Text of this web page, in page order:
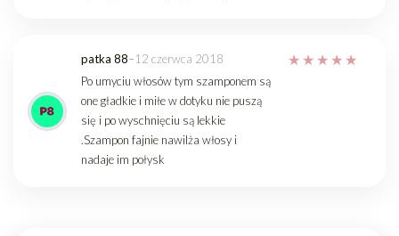
patka 88–12 czerwca 2018
Po umyciu włosów tym szamponem są
one gładkie i miłe w dotyku nie puszą
się i po wyschnięciu są lekkie
.Szampon fajnie nawilża włosy i
nadaje im połysk